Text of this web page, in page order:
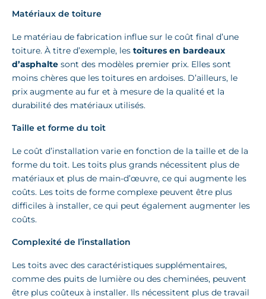
Matériaux de toiture
Le matériau de fabrication influe sur le coût final d’une
toiture. À titre d’exemple, les toitures en bardeaux
d’asphalte sont des modèles premier prix. Elles sont
moins chères que les toitures en ardoises. D’ailleurs, le
prix augmente au fur et à mesure de la qualité et la
durabilité des matériaux utilisés.
Taille et forme du toit
Le coût d’installation varie en fonction de la taille et de la
forme du toit. Les toits plus grands nécessitent plus de
matériaux et plus de main-d’œuvre, ce qui augmente les
coûts. Les toits de forme complexe peuvent être plus
difficiles à installer, ce qui peut également augmenter les
coûts.
Complexité de l’installation
Les toits avec des caractéristiques supplémentaires,
comme des puits de lumière ou des cheminées, peuvent
être plus coûteux à installer. Ils nécessitent plus de travail